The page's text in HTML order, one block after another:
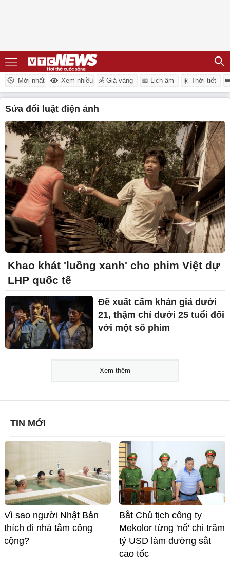
Mới nhất Xem nhiều 💰 Giá vàng 📅 Lịch âm ☀️ Thời tiết
sửa đổi luật điện ảnh
Khao khát 'luồng xanh' cho phim Việt dự
LHP quốc tế
Đề xuất cấm khán giả dưới
21, thậm chí dưới 25 tuổi đối
với một số phim
Xem thêm
TIN MỚI
Vì sao người Nhật Bản
thích đi nhà tắm công
cộng?
Bắt Chủ tịch công ty
Mekolor từng 'nổ' chi trăm
tỷ USD làm đường sắt
cao tốc